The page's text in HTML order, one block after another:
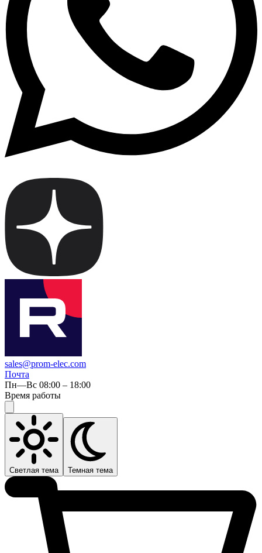
sales@prom-elec.com
Почта
Пн—Вс 08:00 – 18:00
Время работы
Светлая тема Темная тема